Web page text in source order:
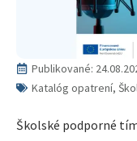
Publikované:
Katalóg opatrení,
Školské podporné